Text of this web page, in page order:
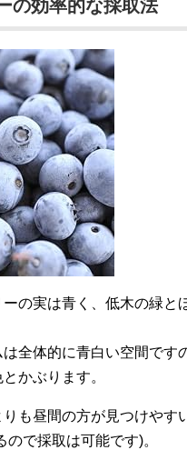
の効率的な採取法
ーの実は青く、低木の緑と
全体的に青白い空間です
かぶります。
も昼間の方が見つけやす
ので採取は可能です)。